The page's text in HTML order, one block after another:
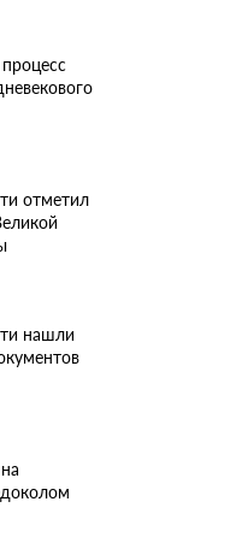
отметил
нашли